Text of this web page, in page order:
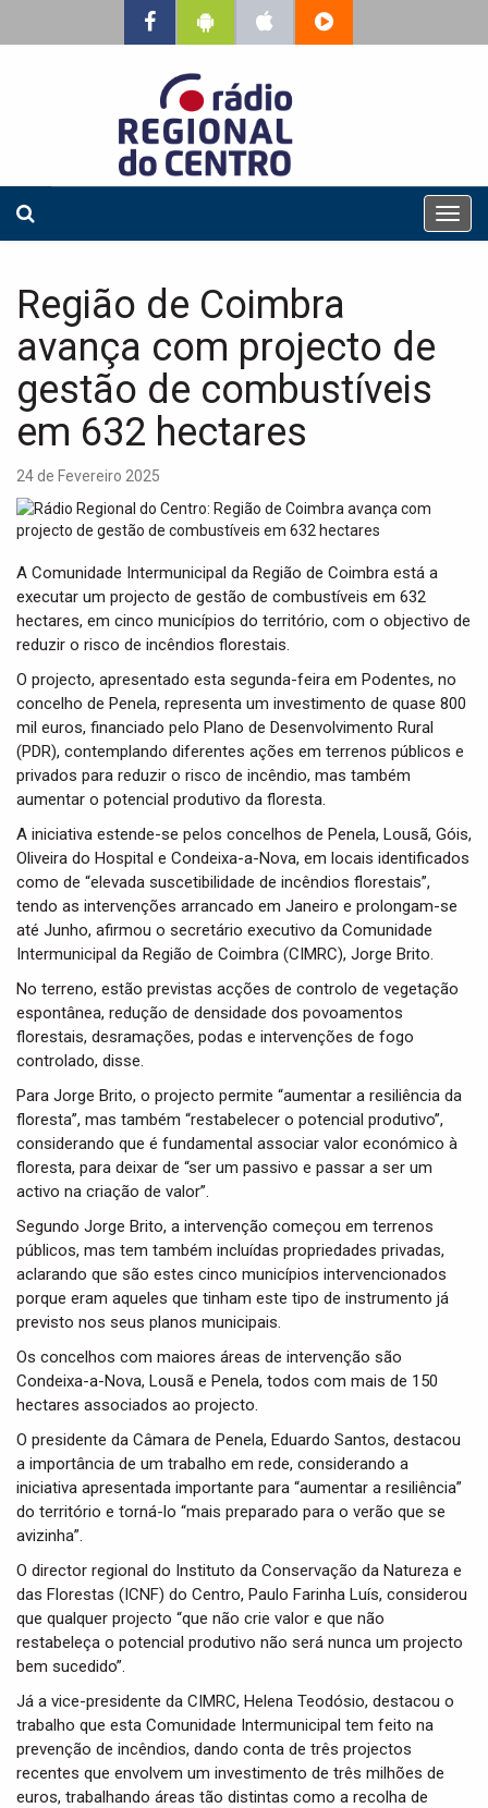
T
o
Região de Coimbra
avança com projecto de
gestão de combustíveis
em 632 hectares
24 de Fevereiro 2025
A Comunidade Intermunicipal da Região de Coimbra está a
executar um projecto de gestão de combustíveis em 632
hectares, em cinco municípios do território, com o objectivo de
reduzir o risco de incêndios florestais.
O projecto, apresentado esta segunda-feira em Podentes, no
concelho de Penela, representa um investimento de quase 800
mil euros, financiado pelo Plano de Desenvolvimento Rural
(PDR), contemplando diferentes ações em terrenos públicos e
privados para reduzir o risco de incêndio, mas também
aumentar o potencial produtivo da floresta.
A iniciativa estende-se pelos concelhos de Penela, Lousã, Góis,
Oliveira do Hospital e Condeixa-a-Nova, em locais identificados
como de “elevada suscetibilidade de incêndios florestais”,
tendo as intervenções arrancado em Janeiro e prolongam-se
até Junho, afirmou o secretário executivo da Comunidade
Intermunicipal da Região de Coimbra (CIMRC), Jorge Brito.
No terreno, estão previstas acções de controlo de vegetação
espontânea, redução de densidade dos povoamentos
florestais, desramações, podas e intervenções de fogo
controlado, disse.
Para Jorge Brito, o projecto permite “aumentar a resiliência da
floresta”, mas também “restabelecer o potencial produtivo”,
considerando que é fundamental associar valor económico à
floresta, para deixar de “ser um passivo e passar a ser um
activo na criação de valor”.
Segundo Jorge Brito, a intervenção começou em terrenos
públicos, mas tem também incluídas propriedades privadas,
aclarando que são estes cinco municípios intervencionados
porque eram aqueles que tinham este tipo de instrumento já
previsto nos seus planos municipais.
Os concelhos com maiores áreas de intervenção são
Condeixa-a-Nova, Lousã e Penela, todos com mais de 150
hectares associados ao projecto.
O presidente da Câmara de Penela, Eduardo Santos, destacou
a importância de um trabalho em rede, considerando a
iniciativa apresentada importante para “aumentar a resiliência”
do território e torná-lo “mais preparado para o verão que se
avizinha”.
O director regional do Instituto da Conservação da Natureza e
das Florestas (ICNF) do Centro, Paulo Farinha Luís, considerou
que qualquer projecto “que não crie valor e que não
restabeleça o potencial produtivo não será nunca um projecto
bem sucedido”.
Já a vice-presidente da CIMRC, Helena Teodósio, destacou o
trabalho que esta Comunidade Intermunicipal tem feito na
prevenção de incêndios, dando conta de três projectos
recentes que envolvem um investimento de três milhões de
euros, trabalhando áreas tão distintas como a recolha de